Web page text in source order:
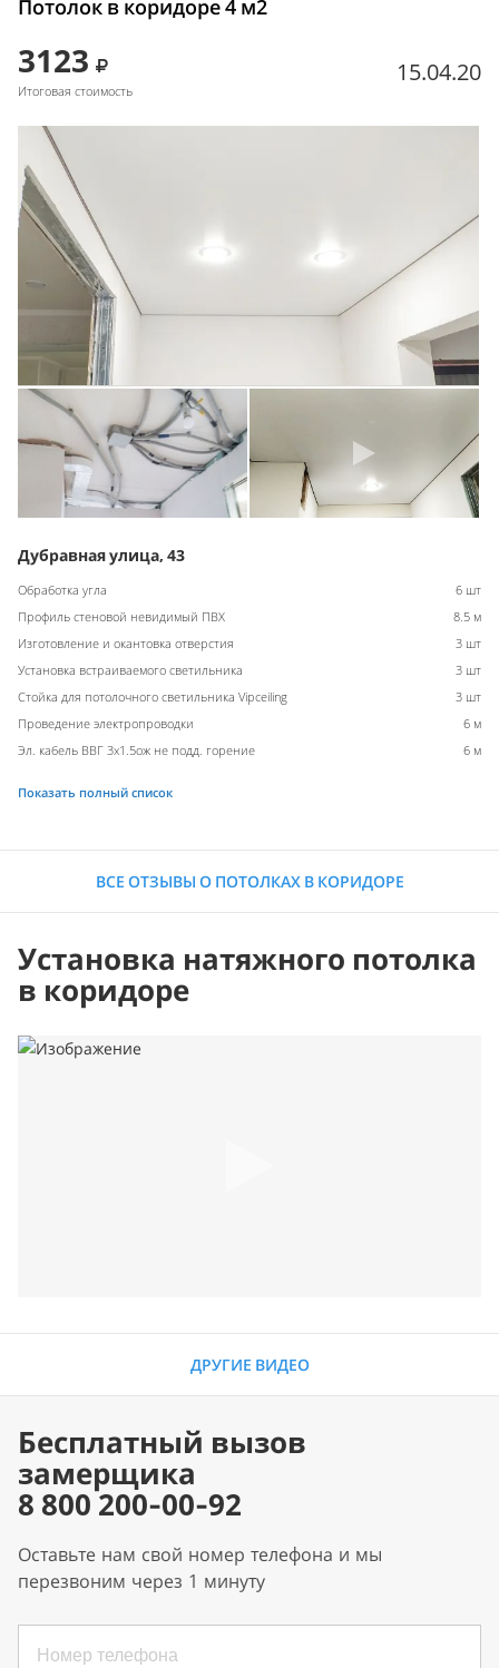
Потолок в коридоре 4 м2
3123
Итоговая стоимость
15.04.20
Дубравная улица, 43
Обработка угла
6 шт
Профиль стеновой невидимый ПВХ
8.5 м
Изготовление и окантовка отверстия
3 шт
Установка встраиваемого светильника
3 шт
Стойка для потолочного светильника Vipceiling
3 шт
Проведение электропроводки
6 м
Эл. кабель ВВГ 3х1.5ож не подд. горение
6 м
Показать полный список
ВСЕ ОТЗЫВЫ О ПОТОЛКАХ В КОРИДОРЕ
Установка натяжного потолка
в коридоре
ДРУГИЕ ВИДЕО
Бесплатный вызов
замерщика
8 800 200-00-92
Оставьте нам свой номер телефона и мы
перезвоним через 1 минуту